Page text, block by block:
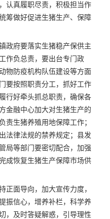
认真履职尽责，积极担当作
筹做好促进生猪生产、保障
政府要落实生猪稳产保供主
作负总责，要出台专门政
物防疫机构队伍建设等方面
要按照职责分工，抓好工作
行好牵头抓总职责，确保各
金融中心加大对生猪生产的
责生猪养殖用地保障工作；
法律法规的禁养规定；县发
局等部门要密切配合，加强
成恢复生猪生产保障市场供
正面导向，加大宣传力度，
振信心，增养补栏，科学养
，及时答疑解惑，引导理性